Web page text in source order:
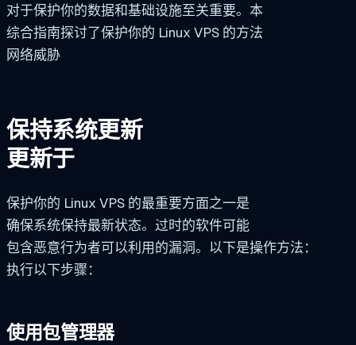
对于保护你的数据和基础设施至关重要。本
综合指南探讨了保护你的 Linux VPS 的方法
网络威胁
保持系统更新
更新于
保护你的 Linux VPS 的最重要方面之一是
确保系统保持最新状态。过时的软件可能
包含恶意行为者可以利用的漏洞。以下是操作方法：
执行以下步骤：
使用包管理器